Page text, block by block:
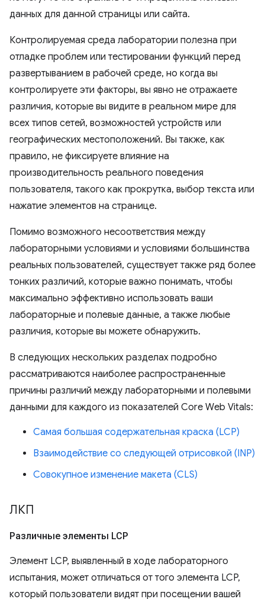
данных для данной страницы или сайта.
Контролируемая среда лаборатории полезна при
отладке проблем или тестировании функций перед
развертыванием в рабочей среде, но когда вы
контролируете эти факторы, вы явно не отражаете
различия, которые вы видите в реальном мире для
всех типов сетей, возможностей устройств или
географических местоположений. Вы также, как
правило, не фиксируете влияние на
производительность реального поведения
пользователя, такого как прокрутка, выбор текста или
нажатие элементов на странице.
Помимо возможного несоответствия между
лабораторными условиями и условиями большинства
реальных пользователей, существует также ряд более
тонких различий, которые важно понимать, чтобы
максимально эффективно использовать ваши
лабораторные и полевые данные, а также любые
различия, которые вы можете обнаружить.
В следующих нескольких разделах подробно
рассматриваются наиболее распространенные
причины различий между лабораторными и полевыми
данными для каждого из показателей Core Web Vitals:
Самая большая содержательная краска (LCP)
Взаимодействие со следующей отрисовкой (INP)
Совокупное изменение макета (CLS)
ЛКП
Различные элементы LCP
Элемент LCP, выявленный в ходе лабораторного
испытания, может отличаться от того элемента LCP,
который пользователи видят при посещении вашей